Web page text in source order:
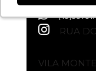
RUA
VILA